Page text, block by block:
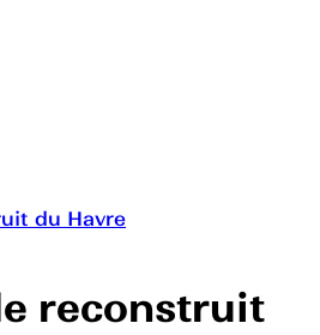
du Havre
reconstruit